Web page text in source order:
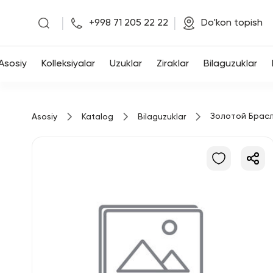
Asosiy
+998 71 205 22 22 Do'kon topish
Kolleksiyalar Uzuklar Ziraklar Bilaguzuklar
Asosiy Katalog Bilaguzuklar Золотой